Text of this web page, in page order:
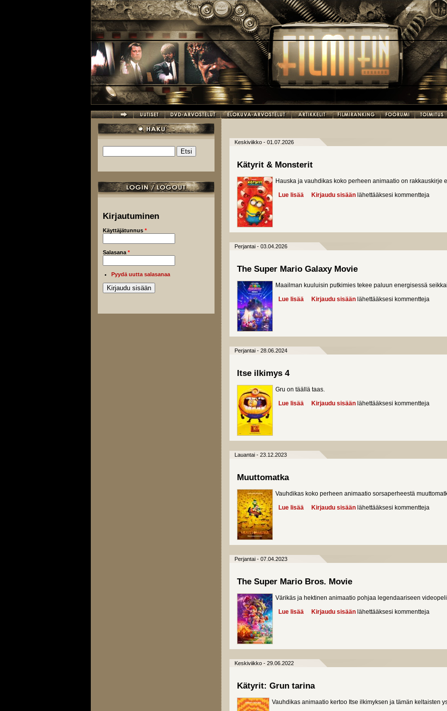
Hakulomake
Kirjautuminen
Käyttäjätunnus *
Salasana *
Pyydä uutta salasanaa
Keskiviikko - 01.07.2026
Kätyrit & Monsterit
Hauska ja vauhdikas koko perheen animaatio on rakkauskirje
Lue lisää about Kätyrit & Monsterit
Kirjaudu sisään lähettääksesi kommentteja
Perjantai - 03.04.2026
The Super Mario Galaxy Movie
Maailman kuuluisin putkimies tekee paluun energisessä
Lue lisää about The Super Mario Galaxy Movie
Kirjaudu sisään lähettääksesi kommentteja
Perjantai - 28.06.2024
Itse ilkimys 4
Gru on täällä taas.
Lue lisää about Itse ilkimys 4
Kirjaudu sisään lähettääksesi kommentteja
Lauantai - 23.12.2023
Muuttomatka
Vauhdikas koko perheen animaatio sorsaperheestä
Lue lisää about Muuttomatka
Kirjaudu sisään lähettääksesi kommentteja
Perjantai - 07.04.2023
The Super Mario Bros. Movie
Värikäs ja hektinen animaatio pohjaa legendaariseen
Lue lisää about The Super Mario Bros. Movie
Kirjaudu sisään lähettääksesi kommentteja
Keskiviikko - 29.06.2022
Kätyrit: Grun tarina
Vauhdikas animaatio kertoo Itse ilkimyksen ja tämän keltaisten